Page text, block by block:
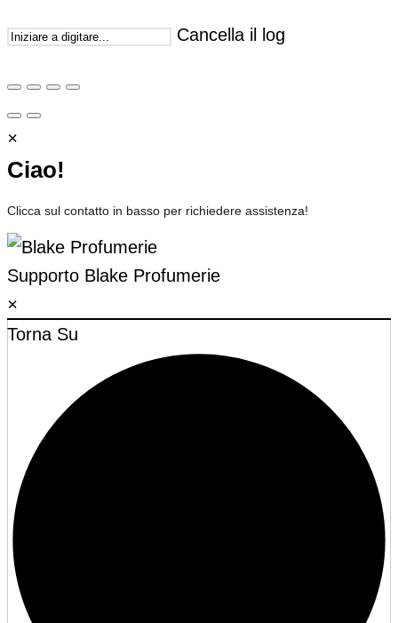
Cancella il log
×
Ciao!
Clicca sul contatto in basso per richiedere assistenza!
Supporto Blake Profumerie
×
Torna Su